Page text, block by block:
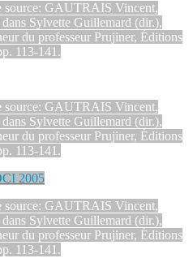
source: GAUTRAIS Vincent,
Sylvette Guillemard (dir.),
du professeur Prujiner, Éditions
113-141.
source: GAUTRAIS Vincent,
Sylvette Guillemard (dir.),
du professeur Prujiner, Éditions
113-141.
2005
source: GAUTRAIS Vincent,
Sylvette Guillemard (dir.),
du professeur Prujiner, Éditions
113-141.